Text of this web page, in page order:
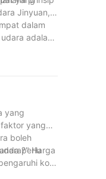
Jinyuan,
dalam
adalah
udara
kuasa
yang
yang
boleh
perluHarga
kos